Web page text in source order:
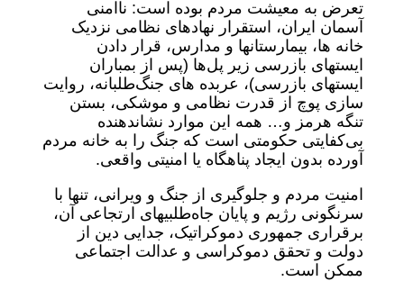
تعرض به معیشت مردم بوده است: ناامنی
آسمان ایران، استقرار نهادهای نظامی نزدیک
خانه ‌ها، بیمارستانها و مدارس، قرار دادن
ایستهای بازرسی زیر پل‌ها (پس از بمباران
ایستهای بازرسی)، عربده ‌های جنگ‌طلبانه، روایت‌
سازی پوچ از قدرت نظامی و موشکی، بستن
تنگه هرمز و… همه این موارد نشاندهنده
بی‌کفایتی حکومتی است که جنگ را به خانه مردم
آورده بدون ایجاد پناهگاه یا امنیتی واقعی.
امنیت مردم و جلوگیری از جنگ و ویرانی، تنها با
سرنگونی رژیم و پایان جاه‌طلبیهای ارتجاعی آن،
برقراری جمهوری دموکراتیک، جدایی دین از
دولت و تحقق دموکراسی و عدالت اجتماعی
ممکن است.